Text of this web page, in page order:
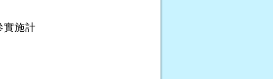
實施計